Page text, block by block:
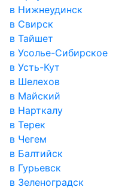
в Нижнеудинск
в Свирск
в Тайшет
в Усолье-Сибирское
в Усть-Кут
в Шелехов
в Майский
в Нарткалу
в Терек
в Чегем
в Балтийск
в Гурьевск
в Зеленоградск